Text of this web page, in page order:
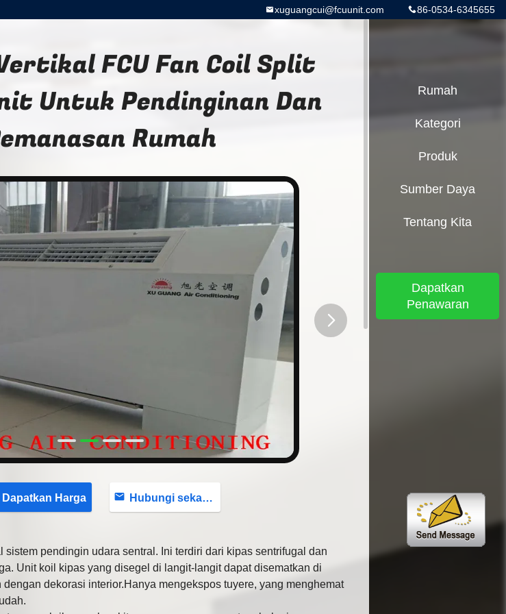
86-0534-6345655
xuguangcui@fcuunit.com
FCU Fan Coil Split
Untuk Pendinginan Dan
Rumah
Dapatkan Harga Hubungi sekarang
sistem pendingin udara sentral. Ini terdiri dari kipas sentrifugal dan
Unit koil kipas yang disegel di langit-langit dapat disematkan di
dekorasi interior.Hanya mengekspos tuyere, yang menghemat
Rumah
Kategori
Produk
Sumber Daya
Tentang Kita
Dapatkan
Penawaran